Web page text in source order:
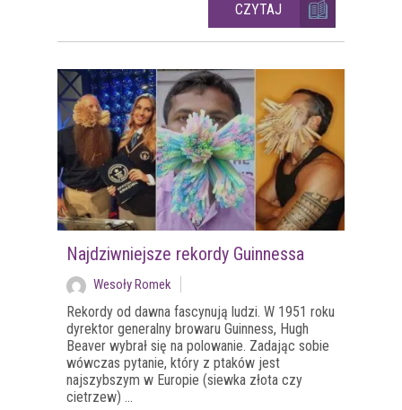
CZYTAJ
Najdziwniejsze rekordy Guinnessa
Wesoły Romek
Rekordy od dawna fascynują ludzi. W 1951 roku
dyrektor generalny browaru Guinness, Hugh
Beaver wybrał się na polowanie. Zadając sobie
wówczas pytanie, który z ptaków jest
najszybszym w Europie (siewka złota czy
cietrzew) ...